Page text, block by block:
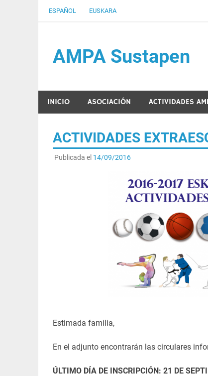
ESPAÑOL EUSKARA
AMPA Sustapen
INICIO ASOCIACIÓN ACTIVIDADES
ACTIVIDADES
Publicada el 14/09/2016
Estimada familia,
En el adjunto encontrarán las circulares
ÚLTIMO DÍA DE INSCRIPCIÓN: 21 DE